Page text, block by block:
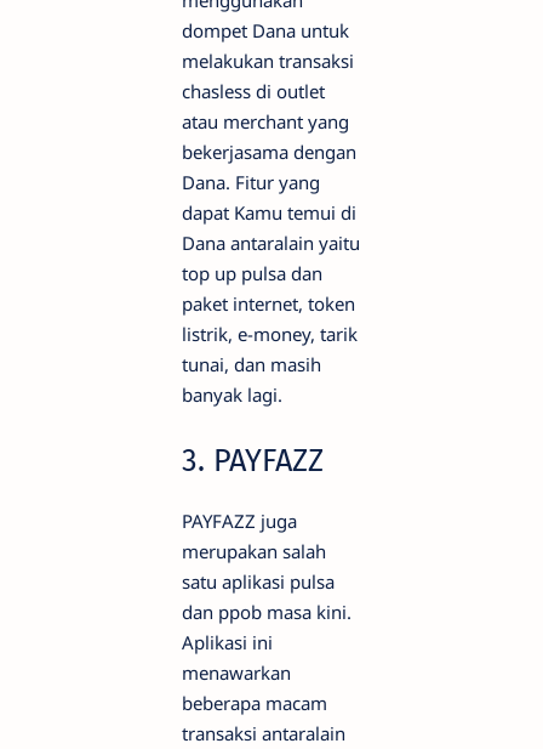
dompet Dana untuk
melakukan transaksi
chasless di outlet
atau merchant yang
bekerjasama dengan
Dana. Fitur yang
dapat Kamu temui di
Dana antaralain yaitu
top up pulsa dan
paket internet, token
listrik, e-money, tarik
tunai, dan masih
banyak lagi.
3. PAYFAZZ
PAYFAZZ juga
merupakan salah
satu aplikasi pulsa
dan ppob masa kini.
Aplikasi ini
menawarkan
beberapa macam
transaksi antaralain